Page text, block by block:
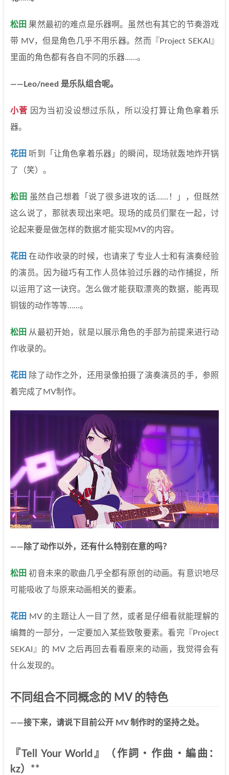
松田 果然最初的难点是乐器啊。虽然也有其它的节奏游戏
带 MV，但是角色几乎不用乐器。然而『Project SEKAI』
里面的角色都有各自不同的乐器……。
——Leo/need 是乐队组合呢。
小菅 因为当初没设想过乐队，所以没打算让角色拿着乐
器。
花田 听到「让角色拿着乐器」的瞬间，现场就轰地炸开锅
了（笑）。
松田 虽然自己想着「说了很多进攻的话……！」，但既然
这么说了，那就表现出来吧。现场的成员们聚在一起，讨
论起来要是做怎样的数据才能实现MV的内容。
花田 在动作收录的时候，也请来了专业人士和有演奏经验
的演员。因为碰巧有工作人员体验过乐器的动作捕捉，所
以运用了这一诀窍。怎么做才能获取漂亮的数据，能再现
铜钹的动作等等……。
松田 从最初开始，就是以展示角色的手部为前提来进行动
作收录的。
花田 除了动作之外，还用录像拍摄了演奏演员的手，参照
着完成了MV制作。
——除了动作以外，还有什么特别在意的吗？
松田 初音未来的歌曲几乎全都有原创的动画。有意识地尽
可能吸收了与原来动画相关的要素。
花田 MV 的主题让人一目了然，或者是仔细看就能理解的
编舞的一部分，一定要加入某些致敬要素。看完『Project
SEKAI』的 MV 之后再回去看看原来的动画，我觉得会有
什么发现的。
不同组合不同概念的 MV 的特色
——接下来，请说下目前公开 MV 制作时的坚持之处。
『Tell Your World』（作詞・作曲・編曲：
kz）**